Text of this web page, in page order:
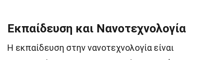
Εκπαίδευση και Νανοτεχνολογία
Η εκπαίδευση στην νανοτεχνολογία είναι